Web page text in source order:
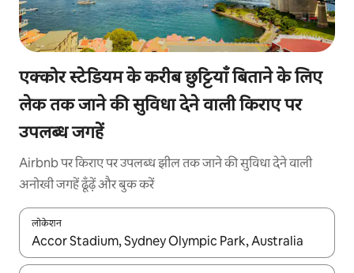
एक्कोर स्टेडियम के करीब छुट्टियाँ बिताने के लिए
लेक तक जाने की सुविधा देने वाली किराए पर
उपलब्ध जगहें
Airbnb पर किराए पर उपलब्ध झील तक जाने की सुविधा देने वाली
अनोखी जगहें ढूँढ़ें और बुक करें
लोकेशन
नतीजों के उपलब्ध होने पर, अप और डाउन 'ऐरो की' का इस्तेमाल करके नेविगेट